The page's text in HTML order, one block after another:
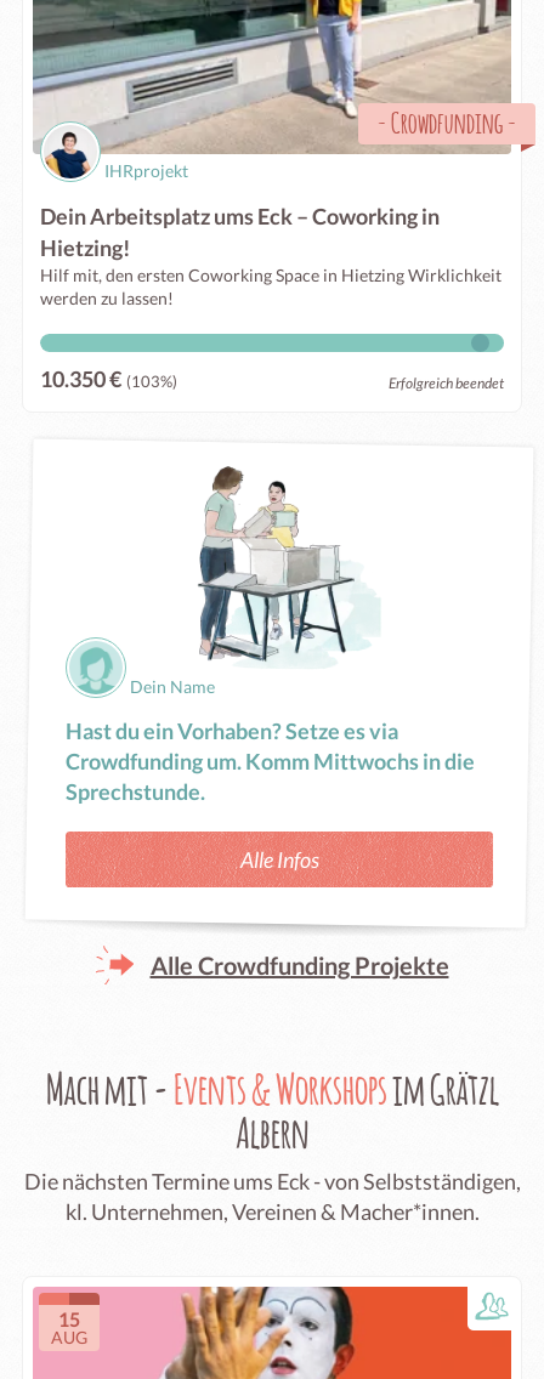
-Crowdfunding-
IHRprojekt
Dein Arbeitsplatz ums Eck – Coworking in
Hietzing!
Hilf mit, den ersten Coworking Space in Hietzing Wirklichkeit
werden zu lassen!
10.350 € (103%) Erfolgreich beendet
Dein Name
Hast du ein Vorhaben? Setze es via
Crowdfunding um. Komm Mittwochs in die
Sprechstunde.
Alle Infos
Alle Crowdfunding Projekte
Mach mit -Events & Workshopsim Grätzl
Albern
Die nächsten Termine ums Eck - von Selbstständigen,
kl. Unternehmen, Vereinen & Macher*innen.
15
AUG